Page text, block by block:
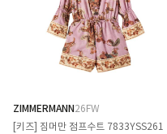
ZIMMERMANN26FW
[키즈] 짐머만 점프수트 7833YSS261